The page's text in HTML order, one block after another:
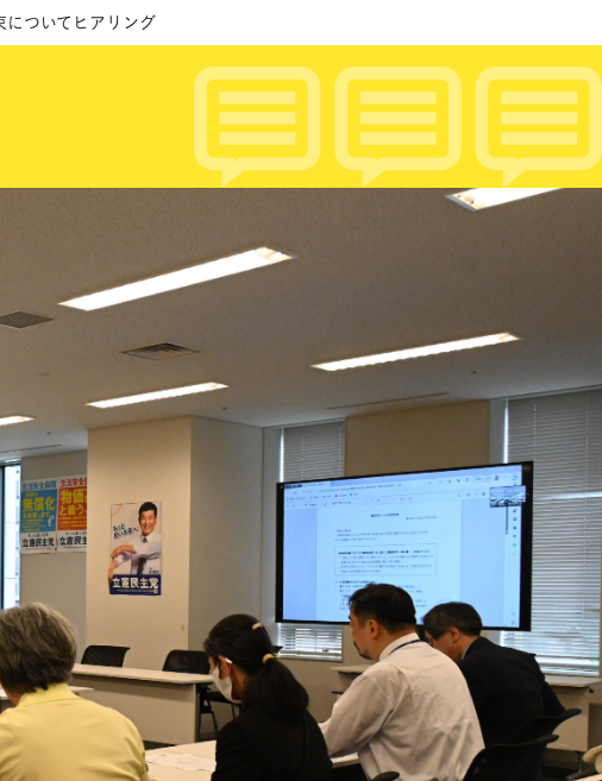
についてヒアリング